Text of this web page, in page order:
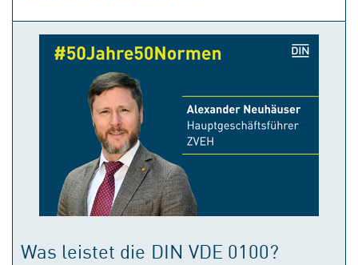
Was leistet die DIN VDE 0100?